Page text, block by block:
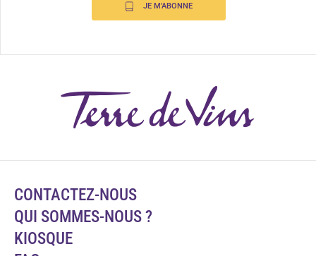
JE M'ABONNE
CONTACTEZ-NOUS
QUI SOMMES-NOUS ?
KIOSQUE